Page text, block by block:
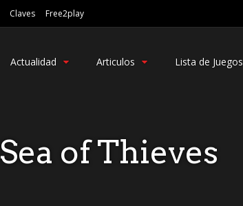
Claves Free2play
Actualidad Articulos Lista de Juegos
Sea of Thieves